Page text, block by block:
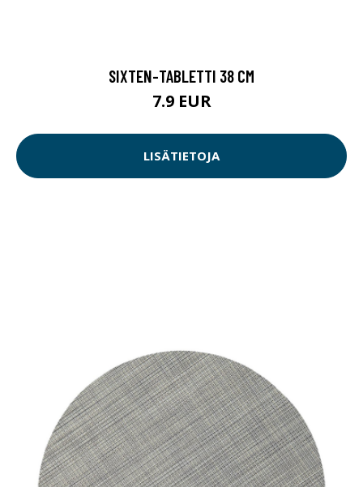
SIXTEN-TABLETTI 38 CM
7.9 EUR
LISÄTIETOJA